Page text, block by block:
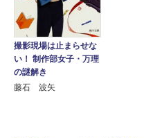
撮影現場は止まらせな
い！ 制作部女子・万理
の謎解き
藤石 波矢